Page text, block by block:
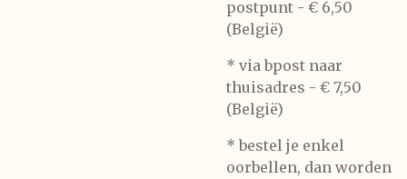
postpunt - € 6,50
(België)
* via bpost naar
thuisadres - € 7,50
(België)
* bestel je enkel
oorbellen, dan worden